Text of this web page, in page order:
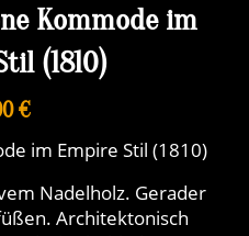
Kommode im
(1810)
€
im Empire Stil (1810)
Nadelholz. Gerader
Architektonisch